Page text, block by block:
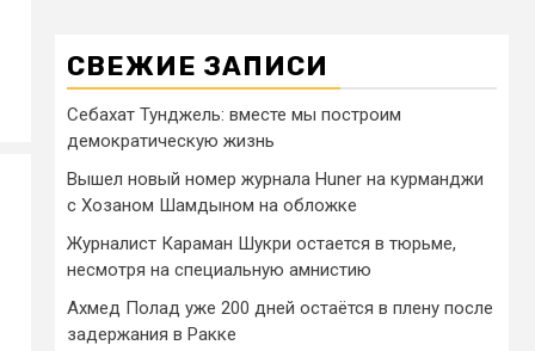
СВЕЖИЕ ЗАПИСИ
Себахат Тунджель: вместе мы построим
демократическую жизнь
Вышел новый номер журнала Huner на курманджи
с Хозаном Шамдыном на обложке
Журналист Караман Шукри остается в тюрьме,
несмотря на специальную амнистию
Ахмед Полад уже 200 дней остаётся в плену после
задержания в Ракке